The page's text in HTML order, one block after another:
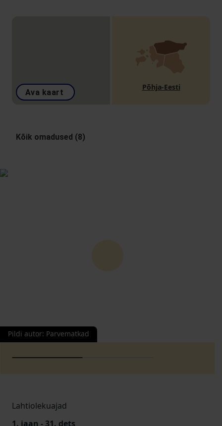
Ava kaart
Põhja-Eesti
Kõik omadused (8)
Pildi autor: Parvematkad
Lahtiolekuajad
1. jaan - 31. dets